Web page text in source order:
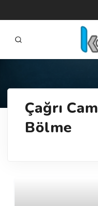
ÜRÜNLER
Çağrı Cam
Bölme